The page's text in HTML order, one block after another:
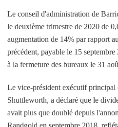
Le conseil d'administration de
le deuxième trimestre de 2020 de
augmentation de 14% par rapport
précédent, payable le 15
à la fermeture des bureaux le 31
Le vice-président exécutif principal
Shuttleworth, a déclaré que le
avait plus que doublé depuis
Randgold en septembre 2018,